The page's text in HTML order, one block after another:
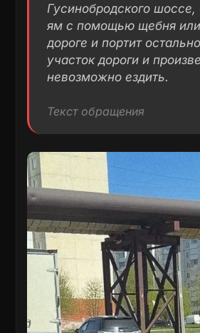
Гусинобродского
ям с помощью щебня или
дороге и портит
участок дороги и
невозможно ездить.
Текст обращения